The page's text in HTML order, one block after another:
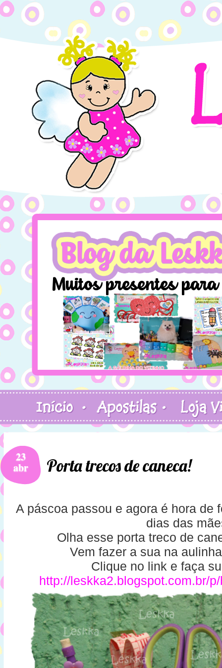
23
abr Porta trecos de caneca!
A páscoa passou e agora é hora de
dias das
Olha esse porta treco de
Vem fazer a sua na
Clique no link e faça
http://leskka2.blogspot.com.br/